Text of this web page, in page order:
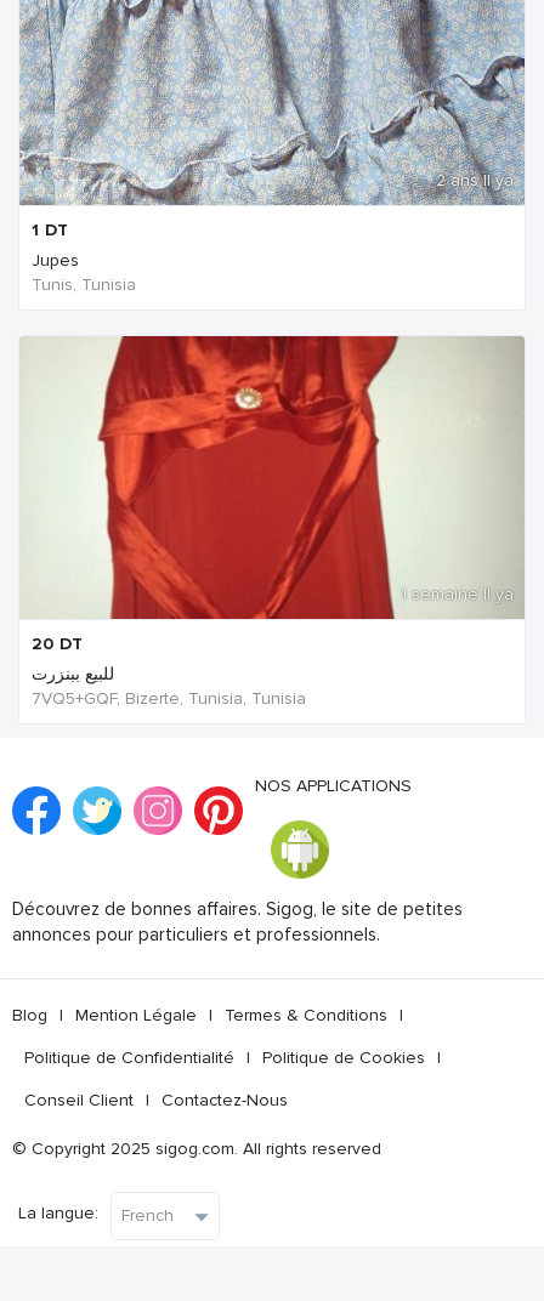
2 ans Il ya
1 DT
Jupes
Tunis, Tunisia
1 semaine Il ya
20 DT
للبيع ببنزرت
7VQ5+GQF, Bizerte, Tunisia, Tunisia
NOS APPLICATIONS
Découvrez de bonnes affaires. Sigog, le site de petites
annonces pour particuliers et professionnels.
Blog | Mention Légale | Termes & Conditions |
Politique de Confidentialité | Politique de Cookies |
Conseil Client | Contactez-Nous
© Copyright 2025 sigog.com. All rights reserved
La langue: